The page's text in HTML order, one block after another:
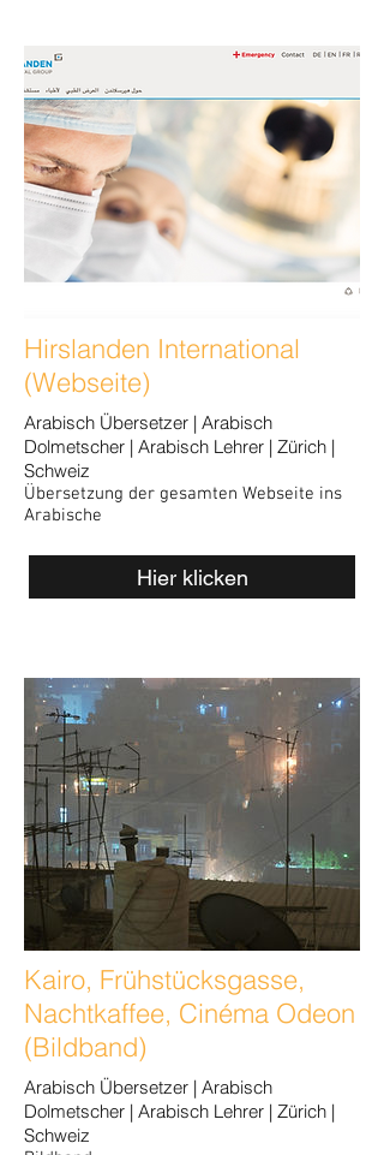
Hirslanden International
(Webseite)
Arabisch Übersetzer | Arabisch
Dolmetscher | Arabisch Lehrer | Zürich |
Schweiz
Übersetzung der gesamten Webseite ins
Arabische
Hier klicken
Kairo, Frühstücksgasse,
Nachtkaffee, Cinéma Odeon
(Bildband)
Arabisch Übersetzer | Arabisch
Dolmetscher | Arabisch Lehrer | Zürich |
Schweiz